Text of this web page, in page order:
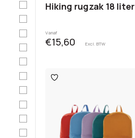
Hiking rugzak 18 liter
Vanaf
€15,60 Excl. BTW
Toevoegen
aan